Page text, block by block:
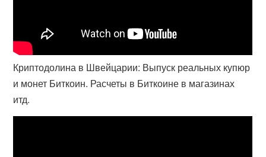
Криптодолина в Швейцарии: Выпуск реальных купюр
и монет Биткоин. Расчеты в Биткоине в магазинах
итд.